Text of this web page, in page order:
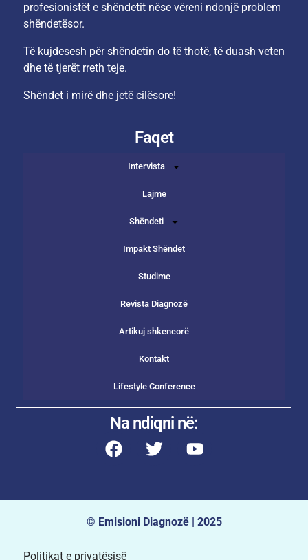
profesionistët e shëndetit nëse vëreni ndonjë problem
shëndetësor.
Të kujdesesh për shëndetin do të thotë, të duash veten
dhe të tjerët rreth teje.
Shëndet i mirë dhe jetë cilësore!
Faqet
Intervista
Lajme
Shëndeti
Impakt Shëndet
Studime
Revista Diagnozë
Artikuj shkencorë
Kontakt
Lifestyle Conference
Na ndiqni në:
© Emisioni Diagnozë | 2025
Politikat e privatësisë